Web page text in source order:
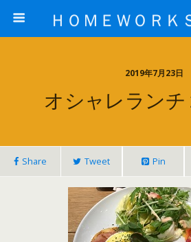
2019年7月23日
オシャレランチ
Share Tweet Pin